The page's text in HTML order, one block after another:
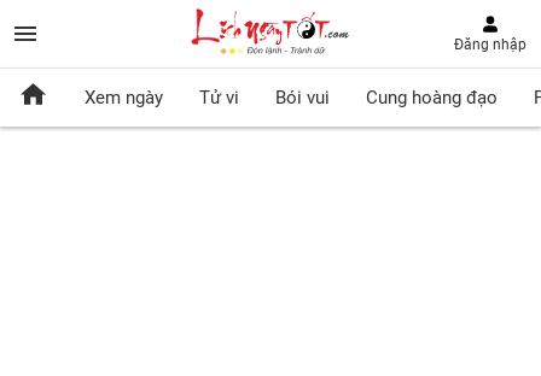
Đăng nhập
Xem ngày Tử vi Bói vui Cung hoàng đạo